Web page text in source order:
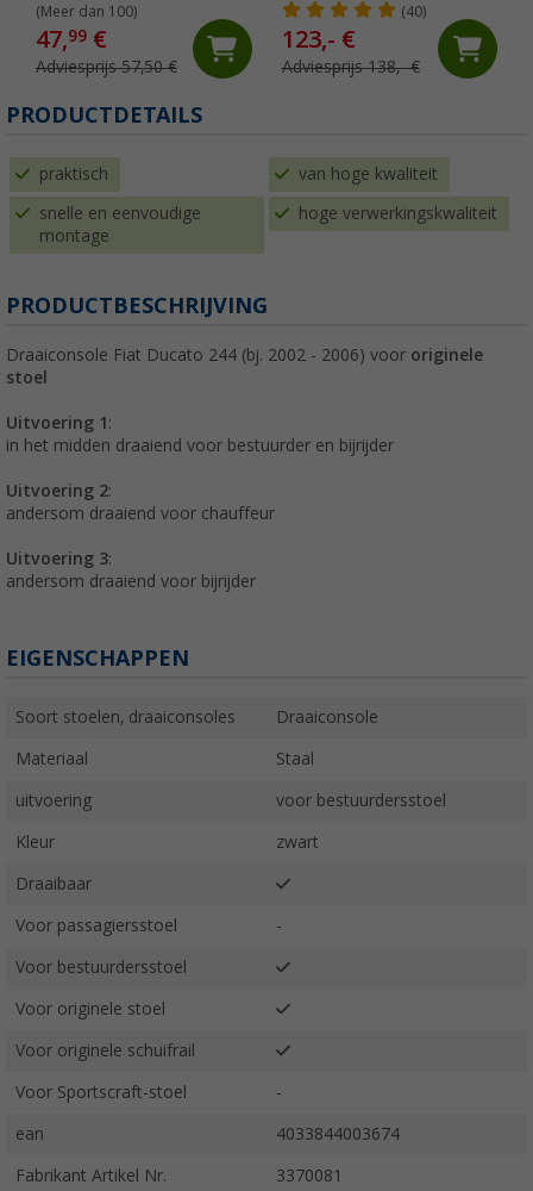
(Meer dan 100)
47,99 €
Adviesprijs 57,50 €
voor Ducato / Jumper /
Boxer beige/bruin
(40)
123,- €
Adviesprijs 138,- €
PRODUCTDETAILS
praktisch van hoge kwaliteit
snelle en eenvoudige
montage
hoge verwerkingskwaliteit
PRODUCTBESCHRIJVING
Draaiconsole Fiat Ducato 244 (bj. 2002 - 2006) voor originele
stoel
Uitvoering 1:
in het midden draaiend voor bestuurder en bijrijder
Uitvoering 2:
andersom draaiend voor chauffeur
Uitvoering 3:
andersom draaiend voor bijrijder
EIGENSCHAPPEN
Soort stoelen, draaiconsoles Draaiconsole
Materiaal Staal
uitvoering voor bestuurdersstoel
Kleur zwart
Draaibaar
Voor passagiersstoel -
Voor bestuurdersstoel
Voor originele stoel
Voor originele schuifrail
Voor Sportscraft-stoel -
ean 4033844003674
Fabrikant Artikel Nr. 3370081